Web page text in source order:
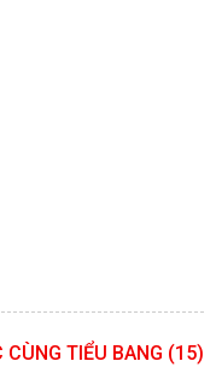
CÙNG TIỂU BANG (15)